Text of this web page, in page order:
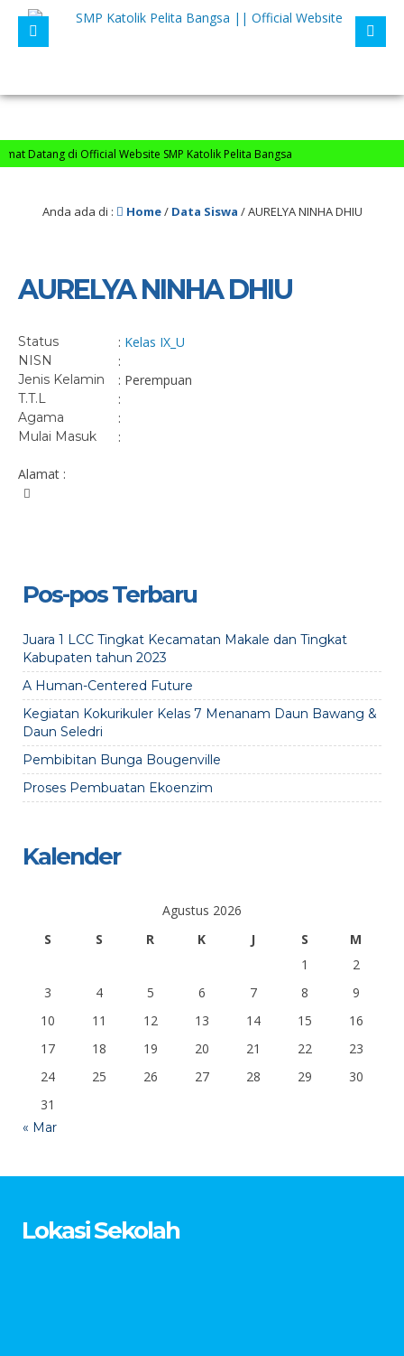
Datang di Official Website SMP Katolik Pelita Bangsa
Anda ada di : Home/ Data Siswa /AURELYA NINHA DHIU
AURELYA NINHA DHIU
Status : Kelas IX_ U
NISN :
Jenis Kelamin : Perempuan
T.T.L :
Agama :
Mulai Masuk :
Alamat :
Pos-pos Terbaru
Juara 1 LCC Tingkat Kecamatan Makale dan Tingkat
Kabupaten tahun 2023
A Human-Centered Future
Kegiatan Kokurikuler Kelas 7 Menanam Daun Bawang &
Daun Seledri
Pembibitan Bunga Bougenville
Proses Pembuatan Ekoenzim
Kalender
Agustus 2026
S
S R K J S
M
1
2
3
4 5 6 7 8
9
10
11 12 13 14 15
16
17
18 19 20 21 22
23
24
25 26 27 28 29
30
31
« Mar
Lokasi Sekolah